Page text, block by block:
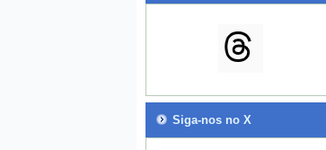
Siga-nos no X